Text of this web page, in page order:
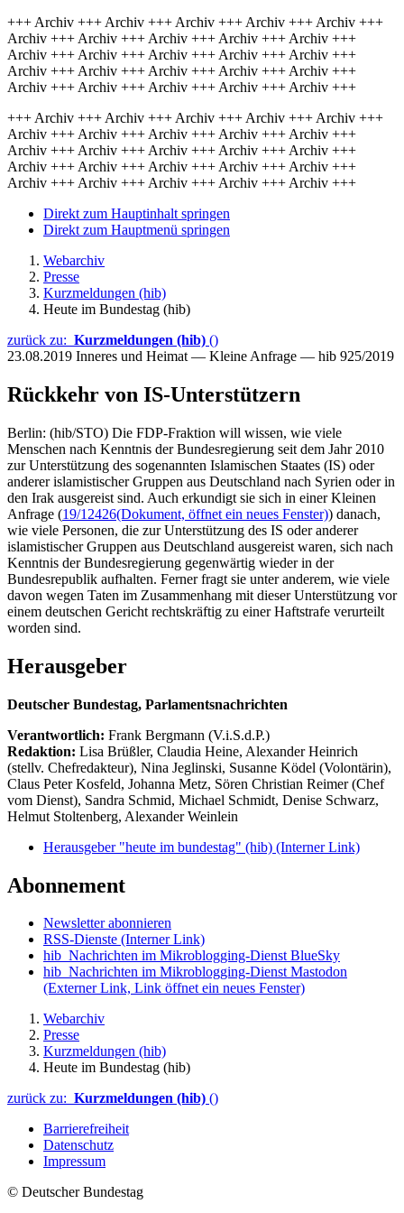
+++ Archiv +++ Archiv +++ Archiv +++ Archiv +++ Archiv +++
Archiv +++ Archiv +++ Archiv +++ Archiv +++ Archiv +++
Archiv +++ Archiv +++ Archiv +++ Archiv +++ Archiv +++
Archiv +++ Archiv +++ Archiv +++ Archiv +++ Archiv +++
Archiv +++ Archiv +++ Archiv +++ Archiv +++ Archiv +++
+++ Archiv +++ Archiv +++ Archiv +++ Archiv +++ Archiv +++
Archiv +++ Archiv +++ Archiv +++ Archiv +++ Archiv +++
Archiv +++ Archiv +++ Archiv +++ Archiv +++ Archiv +++
Archiv +++ Archiv +++ Archiv +++ Archiv +++ Archiv +++
Archiv +++ Archiv +++ Archiv +++ Archiv +++ Archiv +++
Direkt zum Hauptinhalt springen
Direkt zum Hauptmenü springen
Webarchiv
Presse
Kurzmeldungen (hib)
Heute im Bundestag (hib)
zurück zu: Kurzmeldungen (hib) ()
23.08.2019 Inneres und Heimat — Kleine Anfrage — hib 925/2019
Rückkehr von IS-Unterstützern
Berlin: (hib/STO) Die FDP-Fraktion will wissen, wie viele
Menschen nach Kenntnis der Bundesregierung seit dem Jahr 2010
zur Unterstützung des sogenannten Islamischen Staates (IS) oder
anderer islamistischer Gruppen aus Deutschland nach Syrien oder in
den Irak ausgereist sind. Auch erkundigt sie sich in einer Kleinen
Anfrage (19/12426(Dokument, öffnet ein neues Fenster)) danach,
wie viele Personen, die zur Unterstützung des IS oder anderer
islamistischer Gruppen aus Deutschland ausgereist waren, sich nach
Kenntnis der Bundesregierung gegenwärtig wieder in der
Bundesrepublik aufhalten. Ferner fragt sie unter anderem, wie viele
davon wegen Taten im Zusammenhang mit dieser Unterstützung vor
einem deutschen Gericht rechtskräftig zu einer Haftstrafe verurteilt
worden sind.
Herausgeber
Deutscher Bundestag, Parlamentsnachrichten
Verantwortlich: Frank Bergmann (V.i.S.d.P.)
Redaktion: Lisa Brüßler, Claudia Heine, Alexander Heinrich
(stellv. Chefredakteur), Nina Jeglinski, Susanne Ködel (Volontärin),
Claus Peter Kosfeld, Johanna Metz, Sören Christian Reimer (Chef
vom Dienst), Sandra Schmid, Michael Schmidt, Denise Schwarz,
Helmut Stoltenberg, Alexander Weinlein
Herausgeber "heute im bundestag" (hib) (Interner Link)
Abonnement
Newsletter abonnieren
RSS-Dienste (Interner Link)
hib_Nachrichten im Mikroblogging-Dienst BlueSky
hib_Nachrichten im Mikroblogging-Dienst Mastodon
(Externer Link, Link öffnet ein neues Fenster)
Webarchiv
Presse
Kurzmeldungen (hib)
Heute im Bundestag (hib)
zurück zu: Kurzmeldungen (hib) ()
Barrierefreiheit
Datenschutz
Impressum
© Deutscher Bundestag